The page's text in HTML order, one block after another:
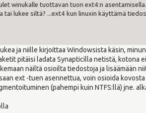
winukalle tuottavan tuon ext4:n
lukee siltä? ...ext4 kun linuxin käyttämä
ja niille kirjoittaa Windowsista käsin,
pitäisi ladata Synapticilla netistä, kotona
näiltä osioilta tiedostoja ja lisäämään
ext -tuen asennettua, voin osioida
(pahempi kuin NTFS:llä) jne.